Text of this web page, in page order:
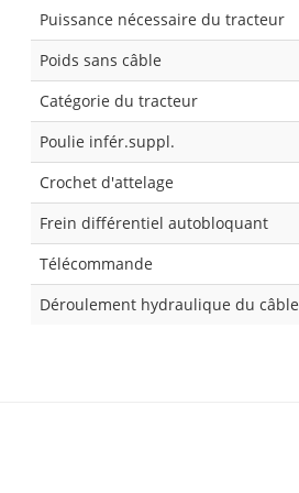
Puissance nécessaire du tracteur
Poids sans câble
Catégorie du tracteur
Poulie infér.suppl.
Crochet d'attelage
Frein différentiel autobloquant
Télécommande
Déroulement hydraulique du câble